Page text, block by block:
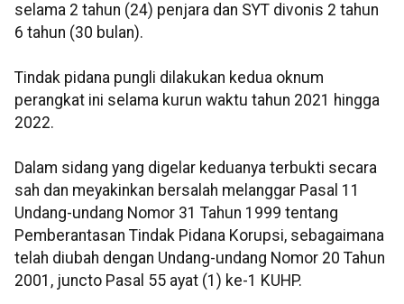
selama 2 tahun (24) penjara dan SYT divonis 2 tahun
6 tahun (30 bulan).
Tindak pidana pungli dilakukan kedua oknum
perangkat ini selama kurun waktu tahun 2021 hingga
2022.
Dalam sidang yang digelar keduanya terbukti secara
sah dan meyakinkan bersalah melanggar Pasal 11
Undang-undang Nomor 31 Tahun 1999 tentang
Pemberantasan Tindak Pidana Korupsi, sebagaimana
telah diubah dengan Undang-undang Nomor 20 Tahun
2001, juncto Pasal 55 ayat (1) ke-1 KUHP.